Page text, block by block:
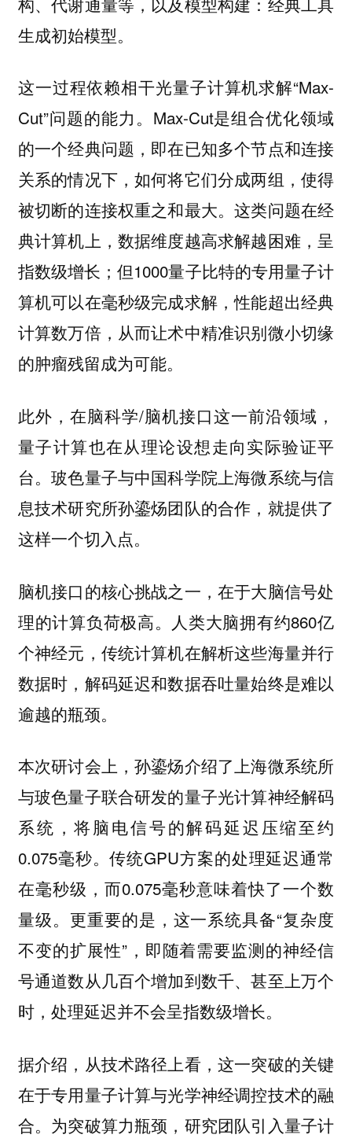
生成初始模型。
这一过程依赖相干光量子计算机求解“Max-
Cut”问题的能力。Max-Cut是组合优化领域
的一个经典问题，即在已知多个节点和连接
关系的情况下，如何将它们分成两组，使得
被切断的连接权重之和最大。这类问题在经
典计算机上，数据维度越高求解越困难，呈
指数级增长；但1000量子比特的专用量子计
算机可以在毫秒级完成求解，性能超出经典
计算数万倍，从而让术中精准识别微小切缘
的肿瘤残留成为可能。
此外，在脑科学/脑机接口这一前沿领域，
量子计算也在从理论设想走向实际验证平
台。玻色量子与中国科学院上海微系统与信
息技术研究所孙鎏炀团队的合作，就提供了
这样一个切入点。
脑机接口的核心挑战之一，在于大脑信号处
理的计算负荷极高。人类大脑拥有约860亿
个神经元，传统计算机在解析这些海量并行
数据时，解码延迟和数据吞吐量始终是难以
逾越的瓶颈。
本次研讨会上，孙鎏炀介绍了上海微系统所
与玻色量子联合研发的量子光计算神经解码
系统，将脑电信号的解码延迟压缩至约
0.075毫秒。传统GPU方案的处理延迟通常
在毫秒级，而0.075毫秒意味着快了一个数
量级。更重要的是，这一系统具备“复杂度
不变的扩展性”，即随着需要监测的神经信
号通道数从几百个增加到数千、甚至上万个
时，处理延迟并不会呈指数级增长。
据介绍，从技术路径上看，这一突破的关键
在于专用量子计算与光学神经调控技术的融
合。为突破算力瓶颈，研究团队引入量子计